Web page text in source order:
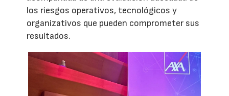
los riesgos operativos, tecnológicos y
organizativos que pueden comprometer sus
resultados.